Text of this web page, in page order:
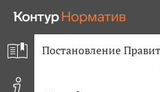
Постановление